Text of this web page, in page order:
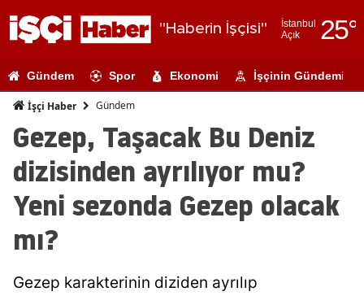
"Haberin İşçisi"
İstanbul
Açık
25°
Adıyaman
Ağrı
Amasya
Ankara
Gündem Spor Ekonomi İşçinin Gündemi
İşçi Haber Gündem
Gezep, Taşacak Bu Deniz
dizisinden ayrılıyor mu?
Yeni sezonda Gezep olacak
mı?
Gezep karakterinin diziden ayrılıp